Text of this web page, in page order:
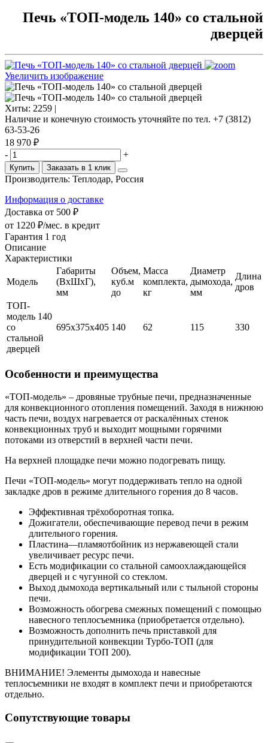
Печь «ТОП-модель 140» со стальной
дверцей
Увеличить изображение
Хиты: 2259 |
Наличие и конечную стоимость уточняйте по тел. +7 (3812)
63-53-26
18 970 ₽
-
+
Купить Заказать в 1 клик
Производитель: Теплодар, Россия
Информация о доставке
Доставка от 500 ₽
от 1220 ₽/мес. в кредит
Гарантия 1 год
Описание
Характеристики
Модель
Габариты
(ВхШхГ),
мм
Объем,
куб.м
до
Масса
комплекта,
кг
Диаметр
дымохода,
мм
Длина
дров
ТОП-
модель 140
со
стальной
дверцей
695х375х405 140 62 115 330
Особенности и преимущества
«ТОП-модель» – дровяные трубные печи, предназначенные
для конвекционного отопления помещений. Заходя в нижнюю
часть печи, воздух нагревается от раскалённых стенок
конвекционных труб и выходит мощными горячими
потоками из отверстий в верхней части печи.
На верхней площадке печи можно подогревать пищу.
Печи «ТОП-модель» могут поддерживать тепло на одной
закладке дров в режиме длительного горения до 8 часов.
Эффективная трёхоборотная топка.
Дожигатели, обеспечивающие перевод печи в режим
длительного горения.
Пластина—пламяотбойник из нержавеющей стали
увеличивает ресурс печи.
Есть модификации со стальной самоохлаждающейся
дверцей и с чугунной со стеклом.
Выход дымохода вертикальный или с тыльной стороны
печи.
Возможность обогрева смежных помещений с помощью
навесного теплосъемника (приобретается отдельно).
Возможность дополнить печь приставкой для
принудительной конвекции Турбо-ТОП (для
модификации ТОП 200).
ВНИМАНИЕ! Элементы дымохода и навесные
теплосъемники не входят в комплект печи и приобретаются
отдельно.
Сопутствующие товары